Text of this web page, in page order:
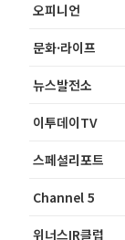
오피니언
문화·라이프
뉴스발전소
이투데이TV
스페셜리포트
Channel 5
위너스IR클럽